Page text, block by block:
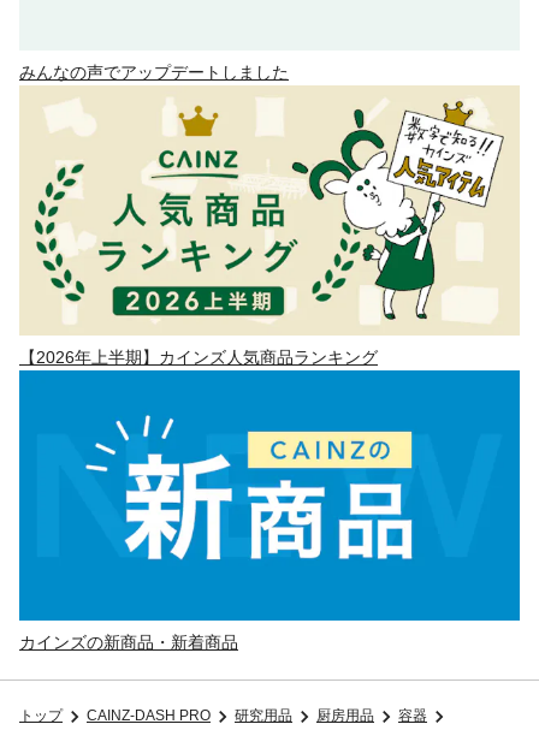
みんなの声でアップデートしました
【2026年上半期】カインズ人気商品ランキング
カインズの新商品・新着商品
トップ CAINZ-DASH PRO 研究用品 厨房用品
容器